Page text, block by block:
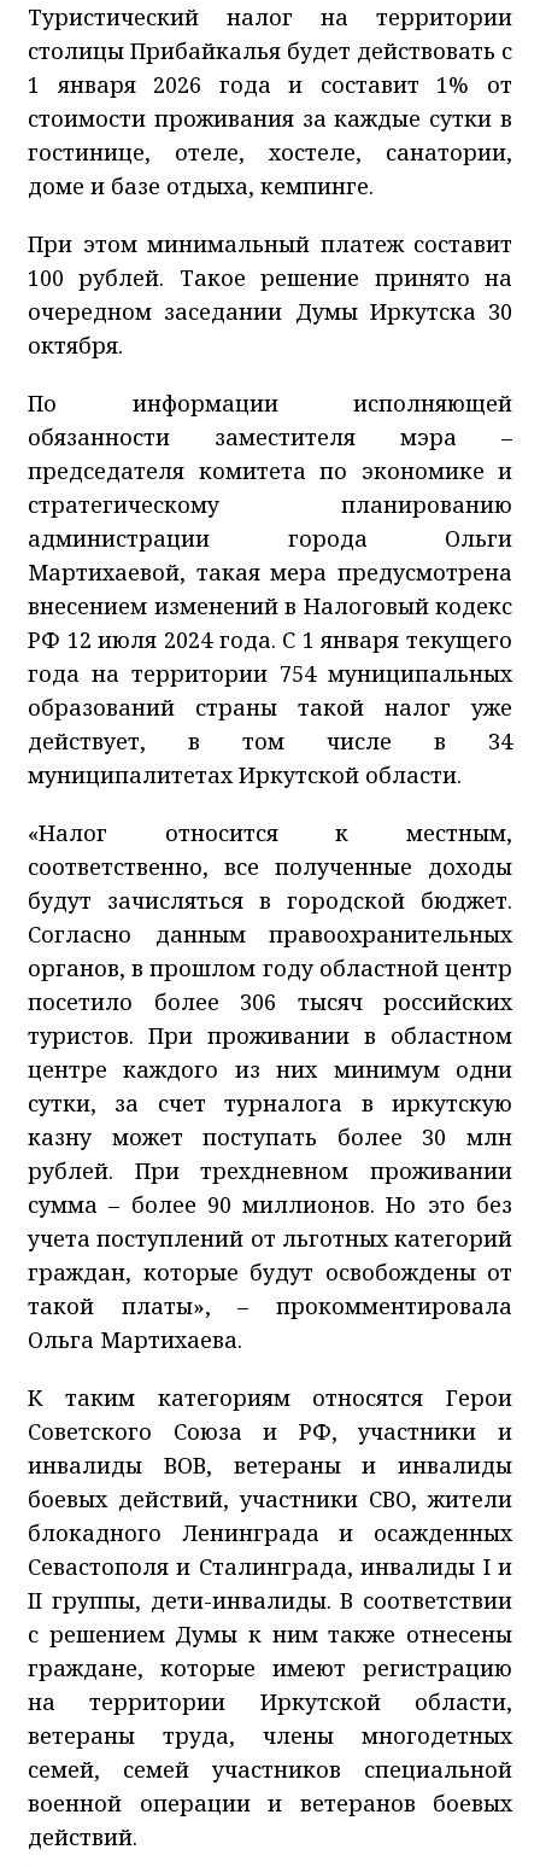
Туристический налог на территории
столицы Прибайкалья будет действовать с
1 января 2026 года и составит 1% от
стоимости проживания за каждые сутки в
гостинице, отеле, хостеле, санатории,
доме и базе отдыха, кемпинге.
При этом минимальный платеж составит
100 рублей. Такое решение принято на
очередном заседании Думы Иркутска 30
октября.
По информации исполняющей
обязанности заместителя мэра –
председателя комитета по экономике и
стратегическому планированию
администрации города Ольги
Мартихаевой, такая мера предусмотрена
внесением изменений в Налоговый кодекс
РФ 12 июля 2024 года. С 1 января текущего
года на территории 754 муниципальных
образований страны такой налог уже
действует, в том числе в 34
муниципалитетах Иркутской области.
«Налог относится к местным,
соответственно, все полученные доходы
будут зачисляться в городской бюджет.
Согласно данным правоохранительных
органов, в прошлом году областной центр
посетило более 306 тысяч российских
туристов. При проживании в областном
центре каждого из них минимум одни
сутки, за счет турналога в иркутскую
казну может поступать более 30 млн
рублей. При трехдневном проживании
сумма – более 90 миллионов. Но это без
учета поступлений от льготных категорий
граждан, которые будут освобождены от
такой платы», – прокомментировала
Ольга Мартихаева.
К таким категориям относятся Герои
Советского Союза и РФ, участники и
инвалиды ВОВ, ветераны и инвалиды
боевых действий, участники СВО, жители
блокадного Ленинграда и осажденных
Севастополя и Сталинграда, инвалиды I и
II группы, дети-инвалиды. В соответствии
с решением Думы к ним также отнесены
граждане, которые имеют регистрацию
на территории Иркутской области,
ветераны труда, члены многодетных
семей, семей участников специальной
военной операции и ветеранов боевых
действий.